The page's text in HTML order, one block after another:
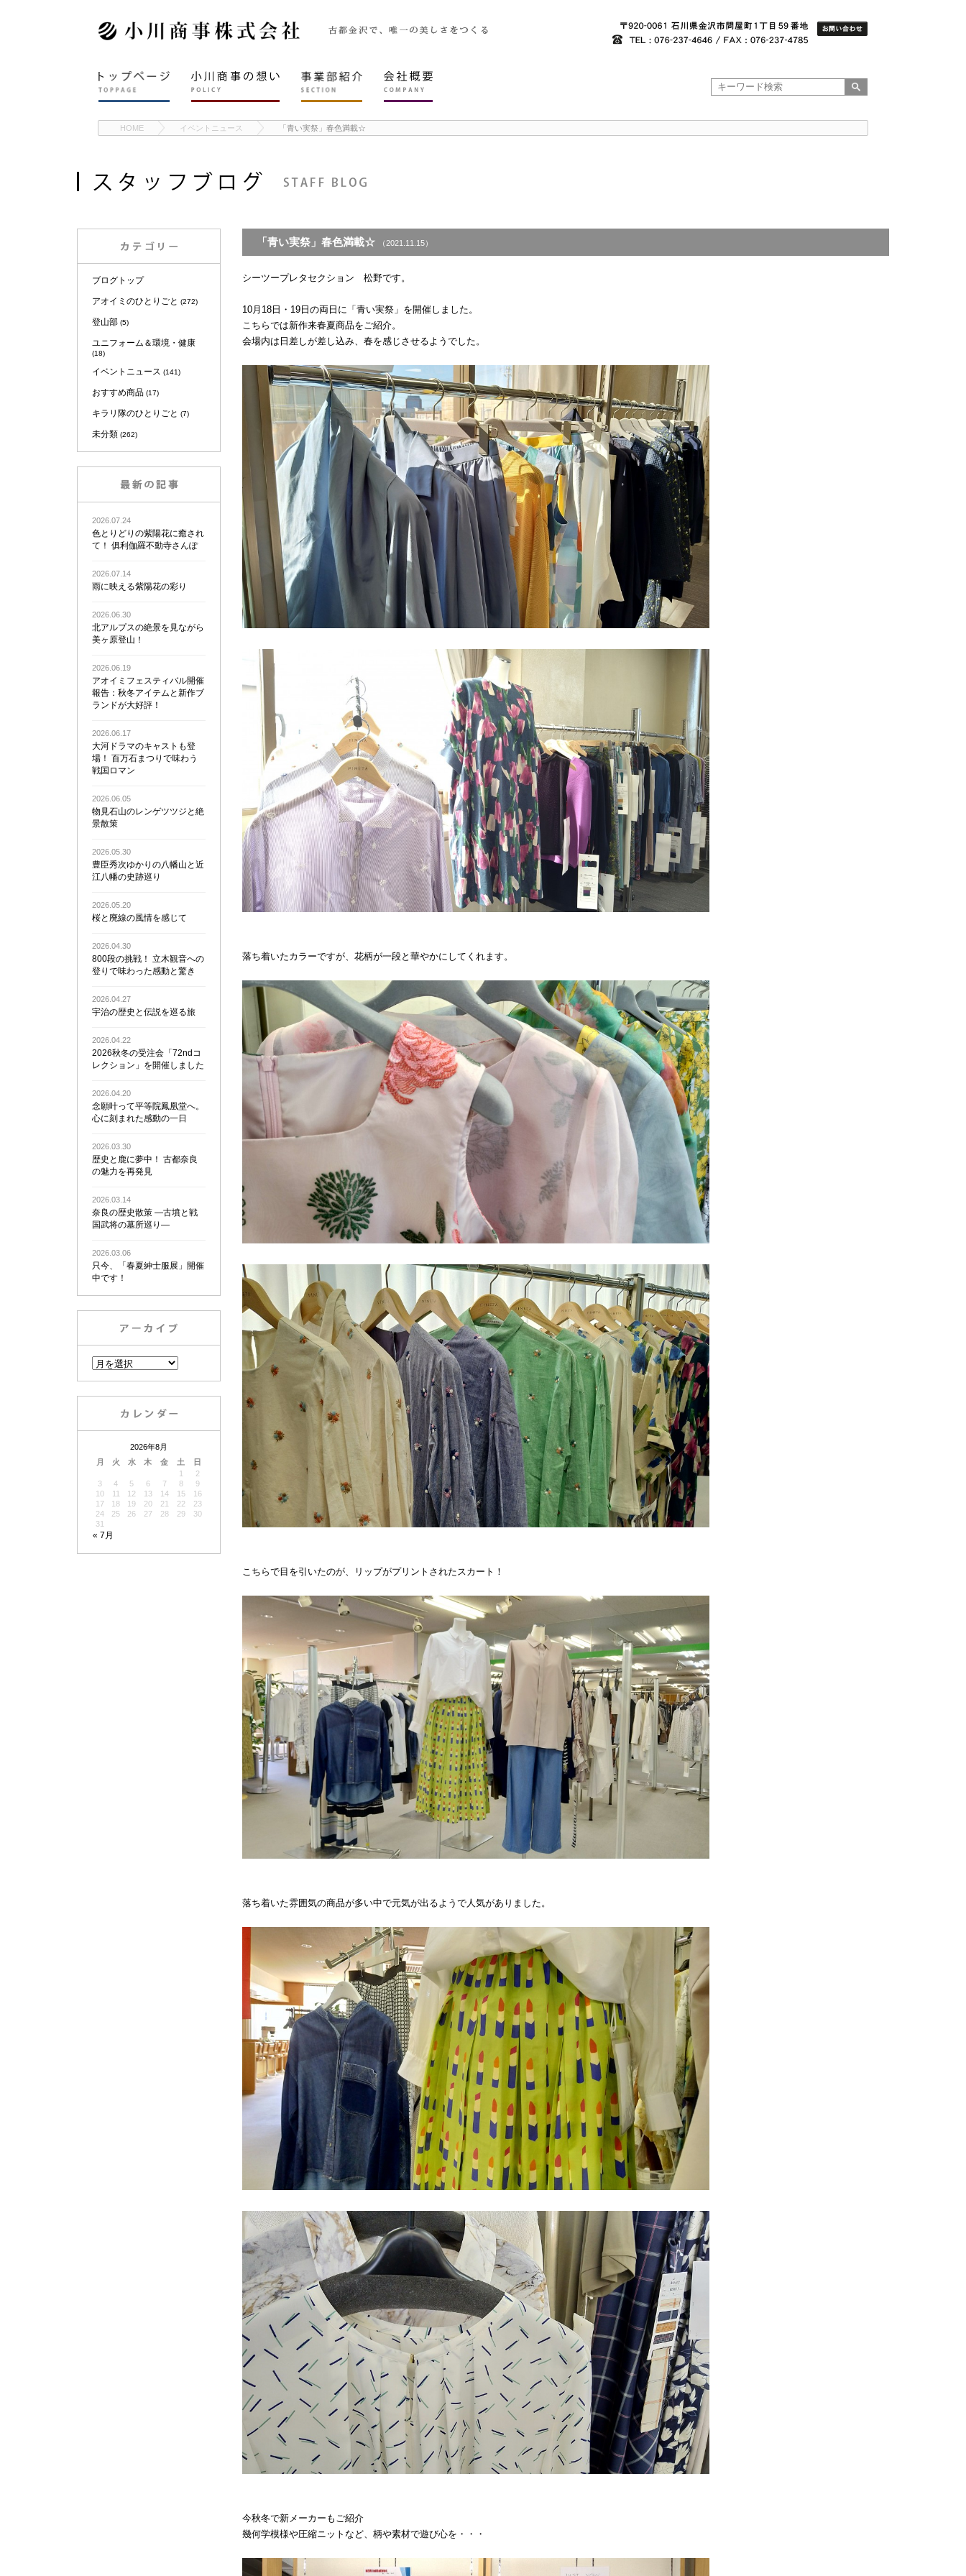
HOME イベントニュース 「青い実祭」春色満載☆
ブログトップ
アオイミのひとりごと (272)
登山部 (5)
ユニフォーム＆環境・健康
(18)
イベントニュース (141)
おすすめ商品 (17)
キラリ隊のひとりごと (7)
未分類 (262)
2026.07.24
色とりどりの紫陽花に癒され
て！ 俱利伽羅不動寺さんぽ
2026.07.14
雨に映える紫陽花の彩り
2026.06.30
北アルプスの絶景を見ながら
美ヶ原登山！
2026.06.19
アオイミフェスティバル開催
報告：秋冬アイテムと新作ブ
ランドが大好評！
2026.06.17
大河ドラマのキャストも登
場！ 百万石まつりで味わう
戦国ロマン
2026.06.05
物見石山のレンゲツツジと絶
景散策
2026.05.30
豊臣秀次ゆかりの八幡山と近
江八幡の史跡巡り
2026.05.20
桜と廃線の風情を感じて
2026.04.30
800段の挑戦！ 立木観音への
登りで味わった感動と驚き
2026.04.27
宇治の歴史と伝説を巡る旅
2026.04.22
2026秋冬の受注会「72ndコ
レクション」を開催しました
2026.04.20
念願叶って平等院鳳凰堂へ。
心に刻まれた感動の一日
2026.03.30
歴史と鹿に夢中！ 古都奈良
の魅力を再発見
2026.03.14
奈良の歴史散策 ―古墳と戦
国武将の墓所巡り―
2026.03.06
只今、「春夏紳士服展」開催
中です！
2026年8月
月
火 水 木 金 土 日
« 7月
1
2
3
4 5 6 7 8
9
10
11 12 13 14 15
16
17
18 19 20 21 22
23
24
25 26 27 28 29
30
31
「青い実祭」春色満載☆ （2021.11.15）
シーツープレタセクション 松野です。
10月18日・19日の両日に「青い実祭」を開催しました。
こちらでは新作来春夏商品をご紹介。
会場内は日差しが差し込み、春を感じさせるようでした。
落ち着いたカラーですが、花柄が一段と華やかにしてくれます。
こちらで目を引いたのが、リップがプリントされたスカート！
落ち着いた雰囲気の商品が多い中で元気が出るようで人気がありました。
今秋冬で新メーカーもご紹介
幾何学模様や圧縮ニットなど、柄や素材で遊び心を・・・